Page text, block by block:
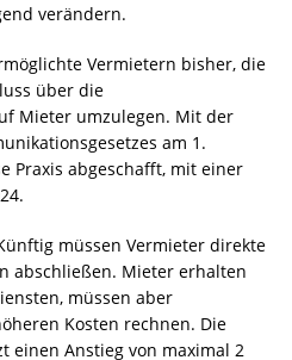
verändern.
Vermietern bisher, die
über die
Mieter umzulegen. Mit der
am 1.
Praxis abgeschafft, mit einer
müssen Vermieter direkte
abschließen. Mieter erhalten
müssen aber
Kosten rechnen. Die
einen Anstieg von maximal 2